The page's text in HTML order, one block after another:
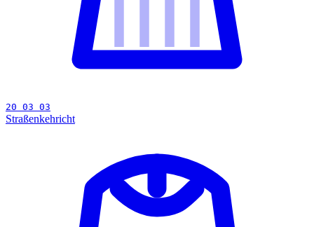
20 03 03
Straßenkehricht